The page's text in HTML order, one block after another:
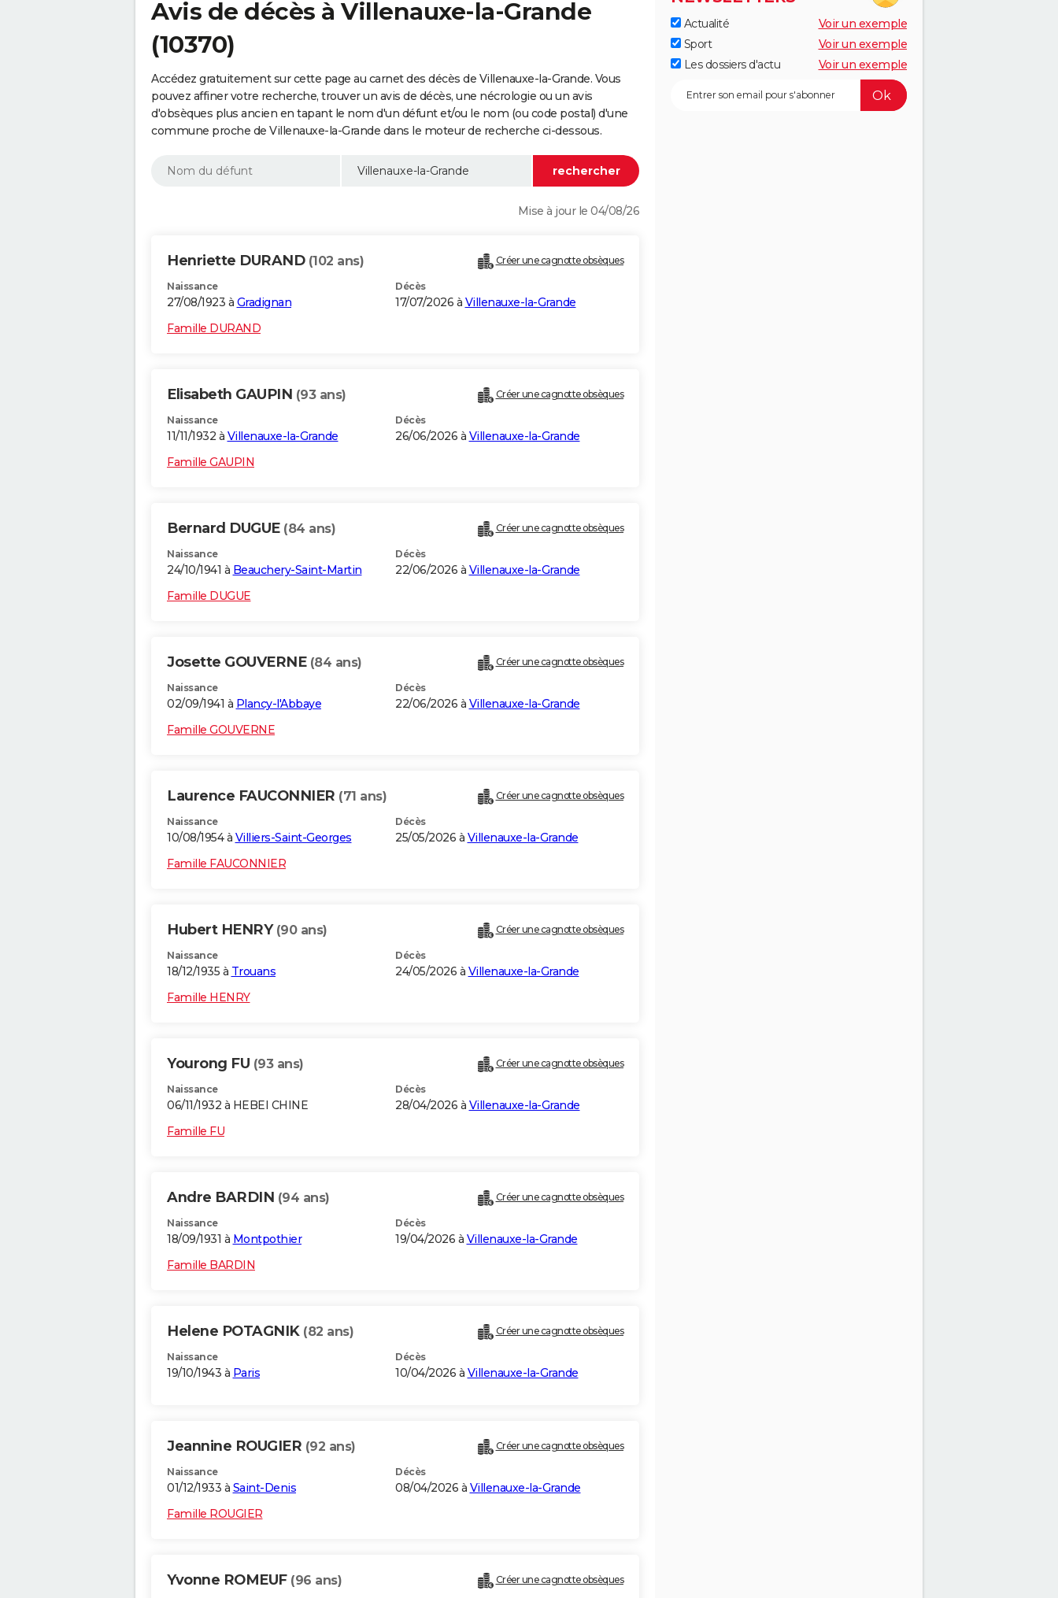
Avis de décès à Villenauxe-la-Grande
(10370)
Accédez gratuitement sur cette page au carnet des décès de Villenauxe-la-Grande. Vous
pouvez affiner votre recherche, trouver un avis de décès, une nécrologie ou un avis
d'obsèques plus ancien en tapant le nom d'un défunt et/ou le nom (ou code postal) d'une
commune proche de Villenauxe-la-Grande dans le moteur de recherche ci-dessous.
Mise à jour le 04/08/26
Henriette DURAND (102 ans) Créer une cagnotte obsèques
Naissance
27/08/1923 à Gradignan
Décès
17/07/2026 à Villenauxe-la-Grande
Famille DURAND
Elisabeth GAUPIN (93 ans) Créer une cagnotte obsèques
Naissance
11/11/1932 à Villenauxe-la-Grande
Décès
26/06/2026 à Villenauxe-la-Grande
Famille GAUPIN
Bernard DUGUE (84 ans) Créer une cagnotte obsèques
Naissance
24/10/1941 à Beauchery-Saint-Martin
Décès
22/06/2026 à Villenauxe-la-Grande
Famille DUGUE
Josette GOUVERNE (84 ans) Créer une cagnotte obsèques
Naissance
02/09/1941 à Plancy-l'Abbaye
Décès
22/06/2026 à Villenauxe-la-Grande
Famille GOUVERNE
Laurence FAUCONNIER (71 ans) Créer une cagnotte obsèques
Naissance
10/08/1954 à Villiers-Saint-Georges
Décès
25/05/2026 à Villenauxe-la-Grande
Famille FAUCONNIER
Hubert HENRY (90 ans) Créer une cagnotte obsèques
Naissance
18/12/1935 à Trouans
Décès
24/05/2026 à Villenauxe-la-Grande
Famille HENRY
Yourong FU (93 ans) Créer une cagnotte obsèques
Naissance
06/11/1932 à HEBEI CHINE
Décès
28/04/2026 à Villenauxe-la-Grande
Famille FU
Andre BARDIN (94 ans) Créer une cagnotte obsèques
Naissance
18/09/1931 à Montpothier
Décès
19/04/2026 à Villenauxe-la-Grande
Famille BARDIN
Helene POTAGNIK (82 ans) Créer une cagnotte obsèques
Naissance
19/10/1943 à Paris
Décès
10/04/2026 à Villenauxe-la-Grande
Jeannine ROUGIER (92 ans) Créer une cagnotte obsèques
Naissance
01/12/1933 à Saint-Denis
Décès
08/04/2026 à Villenauxe-la-Grande
Famille ROUGIER
Yvonne ROMEUF (96 ans) Créer une cagnotte obsèques
Actualité
Voir un exemple
Sport
Voir un exemple
Les dossiers d'actu
Voir un exemple